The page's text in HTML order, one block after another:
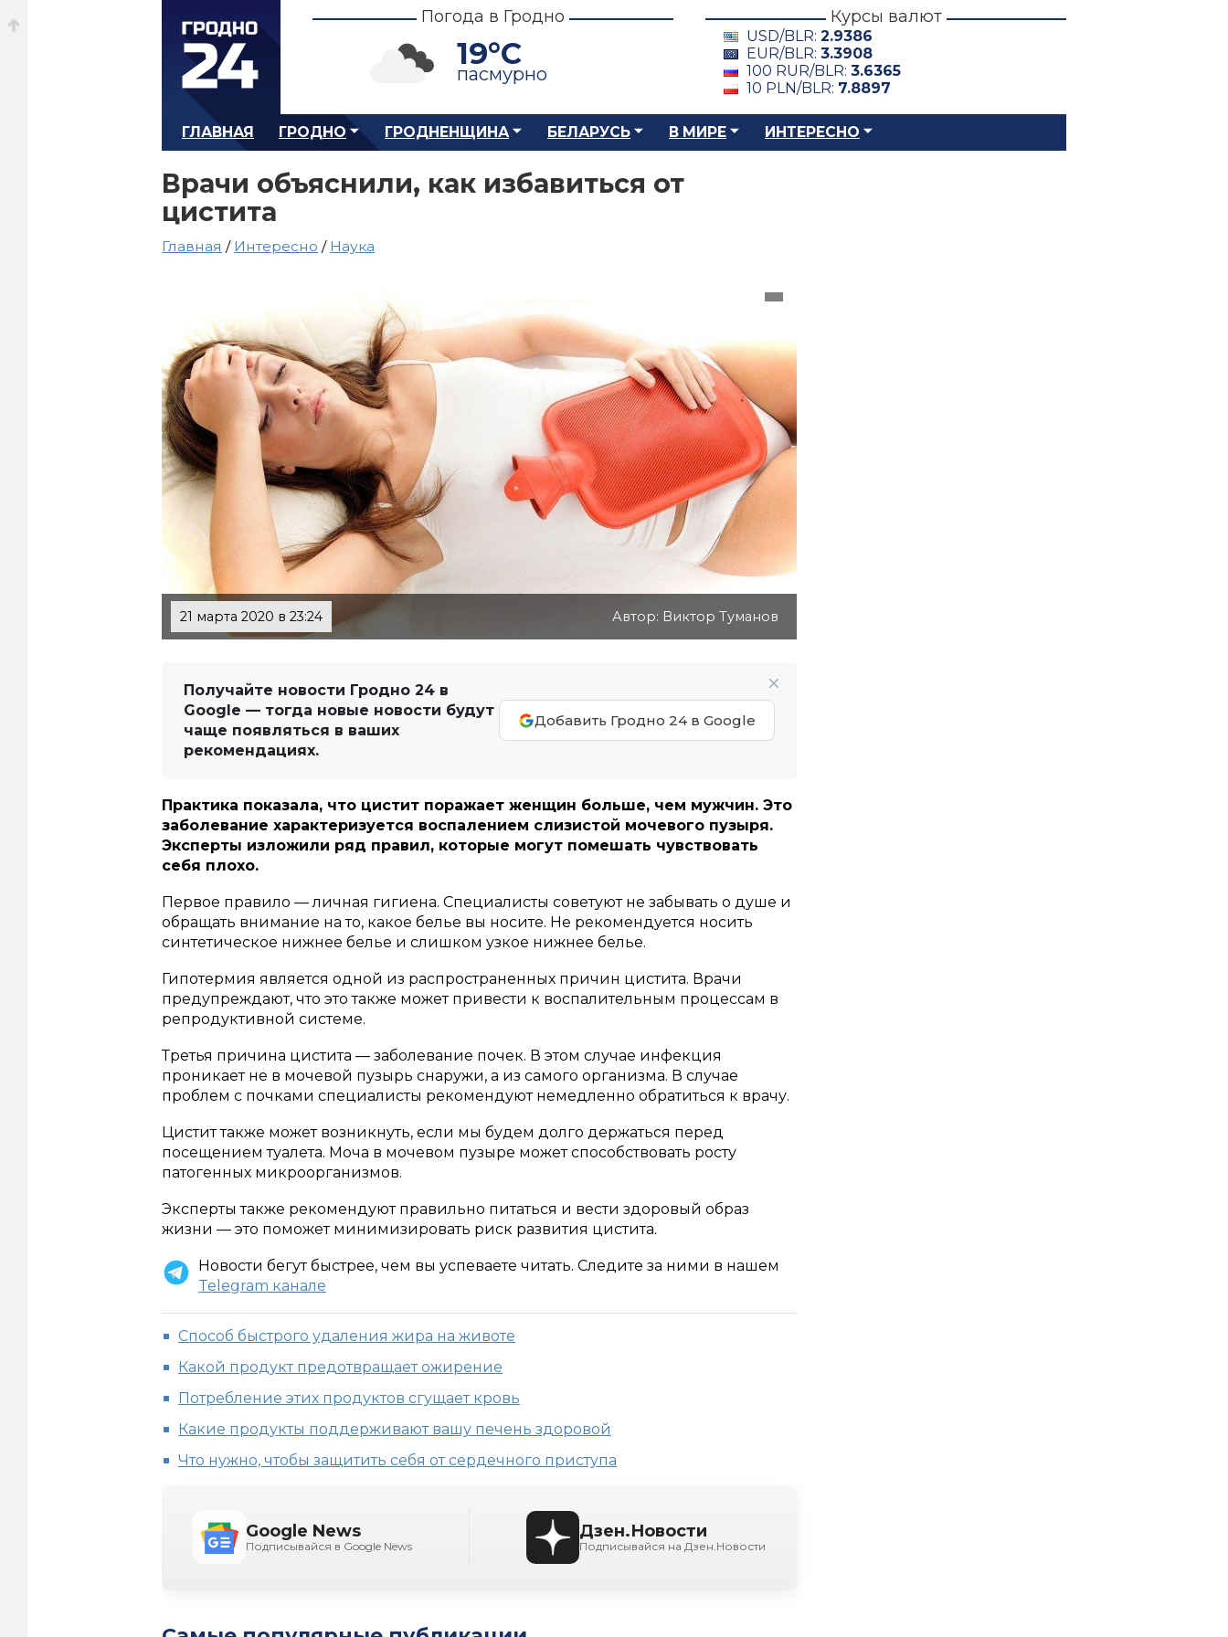
Погода в Гродно
19°C
пасмурно
Курсы валют
USD/BLR: 2.9386
EUR/BLR: 3.3908
100 RUR/BLR: 3.6365
10 PLN/BLR: 7.8897
ГЛАВНАЯ ГРОДНО ГРОДНЕНЩИНА БЕЛАРУСЬ В МИРЕ ИНТЕРЕСНО
Врачи объяснили, как избавиться от
цистита
Главная / Интересно / Наука
21 марта 2020 в 23:24 Автор: Виктор Туманов
Получайте новости Гродно 24 в
Google — тогда новые новости будут
чаще появляться в ваших
рекомендациях.
Добавить Гродно 24 в Google
Практика показала, что цистит поражает женщин больше, чем мужчин. Это
заболевание характеризуется воспалением слизистой мочевого пузыря.
Эксперты изложили ряд правил, которые могут помешать чувствовать
себя плохо.
Первое правило — личная гигиена. Специалисты советуют не забывать о душе и
обращать внимание на то, какое белье вы носите. Не рекомендуется носить
синтетическое нижнее белье и слишком узкое нижнее белье.
Гипотермия является одной из распространенных причин цистита. Врачи
предупреждают, что это также может привести к воспалительным процессам в
репродуктивной системе.
Третья причина цистита — заболевание почек. В этом случае инфекция
проникает не в мочевой пузырь снаружи, а из самого организма. В случае
проблем с почками специалисты рекомендуют немедленно обратиться к врачу.
Цистит также может возникнуть, если мы будем долго держаться перед
посещением туалета. Моча в мочевом пузыре может способствовать росту
патогенных микроорганизмов.
Эксперты также рекомендуют правильно питаться и вести здоровый образ
жизни — это поможет минимизировать риск развития цистита.
Новости бегут быстрее, чем вы успеваете читать. Следите за ними в нашем
Telegram канале
Способ быстрого удаления жира на животе
Какой продукт предотвращает ожирение
Потребление этих продуктов сгущает кровь
Какие продукты поддерживают вашу печень здоровой
Что нужно, чтобы защитить себя от сердечного приступа
Google News
Подписывайся в Google News
Дзен.Новости
Подписывайся на Дзен.Новости